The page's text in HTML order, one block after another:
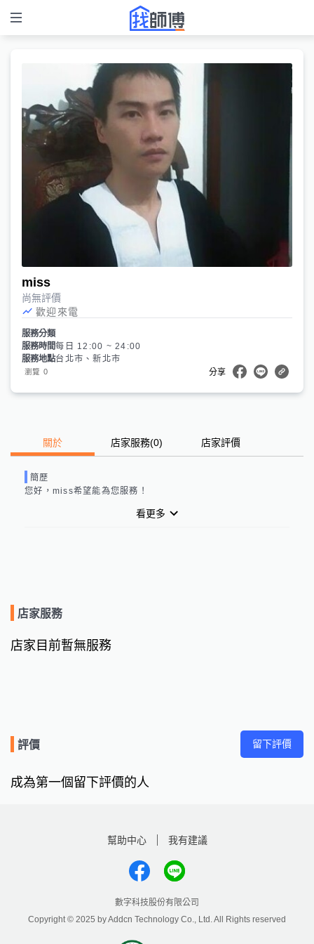
miss
尚無評價
歡迎來電
服務分類
服務時間每日 12:00 ~ 24:00
服務地點台北市、新北市
瀏覽 0 分享
關於 店家服務(0) 店家評價
簡歷
您好， miss希望能為您服務！
看更多
店家服務
店家目前暫無服務
評價 留下評價
成為第一個留下評價的人
幫助中心 我有建議
數字科技股份有限公司
Copyright © 2025 by Addcn Technology Co., Ltd. All Rights reserved